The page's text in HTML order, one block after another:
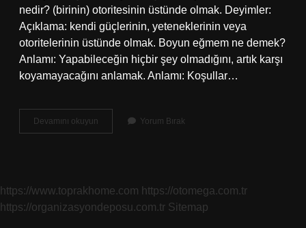
nedir? (birinin) otoritesinin üstünde olmak. Deyimler:
Açıklama: kendi güçlerinin, yeteneklerinin veya
otoritelerinin üstünde olmak. Boyun eğmem ne demek?
Anlamı: Yapabileceğin hiçbir şey olmadığını, artık karşı
koyamayacağını anlamak. Anlamı: Koşullar…
Devamını okuyun
Aşmak
Yorum Bırak
https://www.toprakhome.com https://otomega.com.tr
https://organizasyondeposu.com.tr Sitemap